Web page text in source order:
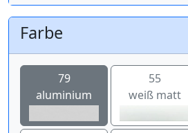
Farbe
79
aluminium
55
weiß matt